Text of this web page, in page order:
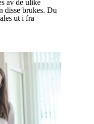
av de ulike
disse brukes. Du
ut i fra